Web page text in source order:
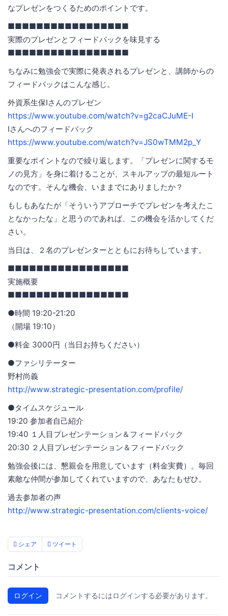
なプレゼンをつくるためのポイントです。
■■■■■■■■■■■■■■■■■
実際のプレゼンとフィードバックを味見する
■■■■■■■■■■■■■■■■■
ちなみに勉強会で実際に発表されるプレゼンと、講師からの
フィードバックはこんな感じ。
外資系生保Iさんのプレゼン
https://www.youtube.com/watch?v=g2caCJuME-I
Iさんへのフィードバック
https://www.youtube.com/watch?v=JS0wTMM2p_Y
重要なポイントなので繰り返します。「プレゼンに関するモ
ノの見方」を身に着けることが、スキルアップの最短ルート
なのです。そんな機会、いままでにありましたか？
もしもあなたが「そういうアプローチでプレゼンを考えたこ
となかったな」と思うのであれば、この機会を活かしてくだ
さい。
当日は、２名のプレゼンターとともにお待ちしています。
■■■■■■■■■■■■■■■■■
実施概要
■■■■■■■■■■■■■■■■■
●時間 19:20-21:20
（開場 19:10）
●料金 3000円（当日お持ちください）
●ファシリテーター
野村尚義
http://www.strategic-presentation.com/profile/
●タイムスケジュール
19:20 参加者自己紹介
19:40 １人目プレゼンテーション＆フィードバック
20:30 ２人目プレゼンテーション＆フィードバック
勉強会後には、懇親会を用意しています（料金実費）。毎回
素敵な仲間が参加してくれていますので、あなたもぜひ。
過去参加者の声
http://www.strategic-presentation.com/clients-voice/
シェア ツイート
コメント
ログイン コメントするにはログインする必要があります。